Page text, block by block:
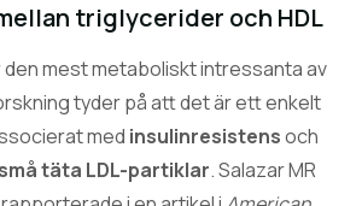
triglycerider och HDL
den mest metaboliskt intressanta av
tyder på att det är ett enkelt
med insulinresistensoch
täta LDL-partiklar. Salazar MR